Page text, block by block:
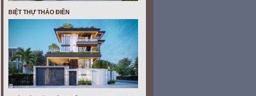
BIỆT THỰ THẢO ĐIỀN